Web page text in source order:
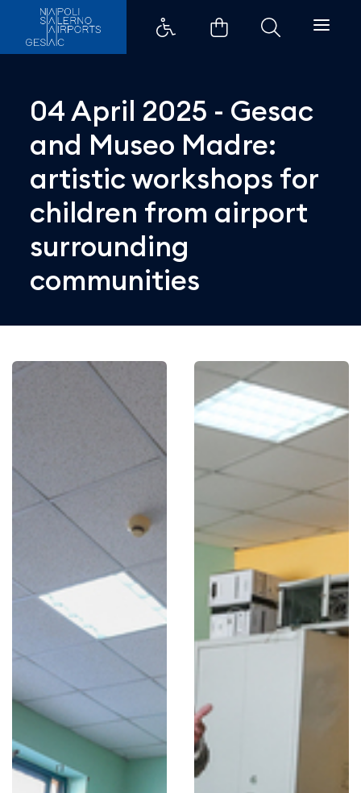
04 April 2025 - Gesac and
04 April 2025 - Gesac
and Museo Madre:
artistic workshops for
children from airport
surrounding
communities